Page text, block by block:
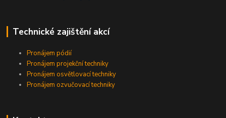
Technické zajištění akcí
Pronájem pódií
Pronájem projekční techniky
Pronájem osvětlovací techniky
Pronájem ozvučovací techniky